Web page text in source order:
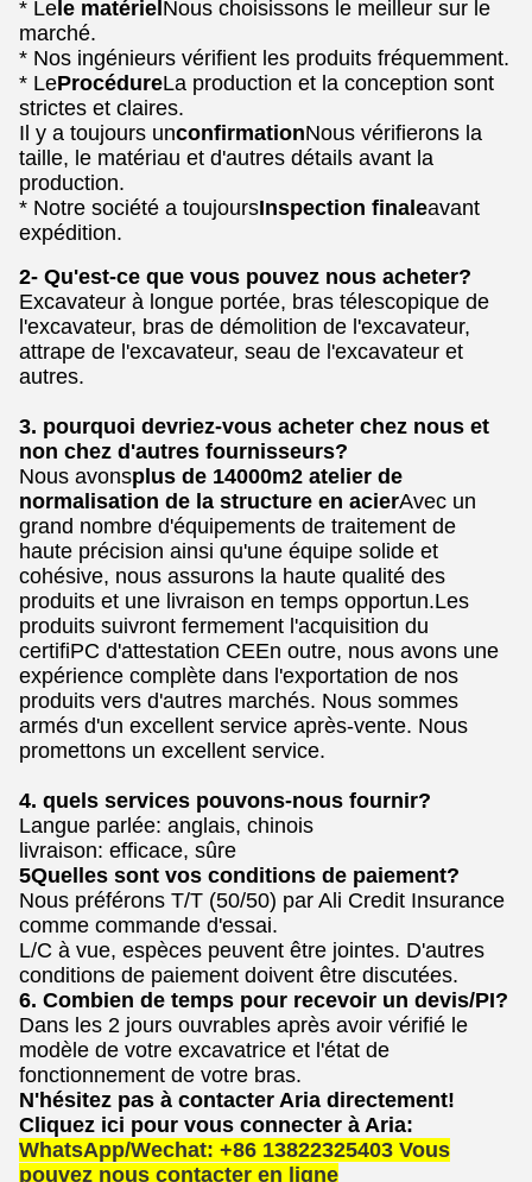
* Le le matériel Nous choisissons le meilleur sur le
marché.
* Nos ingénieurs vérifient les produits fréquemment.
* LeProcédureLa production et la conception sont
strictes et claires.
Il y a toujours unconfirmationNous vérifierons la
taille, le matériau et d'autres détails avant la
production.
* Notre société a toujoursInspection finaleavant
expédition.
2- Qu'est-ce que vous pouvez nous acheter?
Excavateur à longue portée, bras télescopique de
l'excavateur, bras de démolition de l'excavateur,
attrape de l'excavateur, seau de l'excavateur et
autres.
3. pourquoi devriez-vous acheter chez nous et
non chez d'autres fournisseurs?
Nous avonsplus de 14000m2 atelier de
normalisation de la structure en acierAvec un
grand nombre d'équipements de traitement de
haute précision ainsi qu'une équipe solide et
cohésive, nous assurons la haute qualité des
produits et une livraison en temps opportun.Les
produits suivront fermement l'acquisition du
certifiPC d'attestation CEEn outre, nous avons une
expérience complète dans l'exportation de nos
produits vers d'autres marchés. Nous sommes
armés d'un excellent service après-vente. Nous
promettons un excellent service.
4. quels services pouvons-nous fournir?
Langue parlée: anglais, chinois
livraison: efficace, sûre
5Quelles sont vos conditions de paiement?
Nous préférons T/T (50/50) par Ali Credit Insurance
comme commande d'essai.
L/C à vue, espèces peuvent être jointes. D'autres
conditions de paiement doivent être discutées.
6. Combien de temps pour recevoir un devis/PI?
Dans les 2 jours ouvrables après avoir vérifié le
modèle de votre excavatrice et l'état de
fonctionnement de votre bras.
N'hésitez pas à contacter Aria directement!
Cliquez ici pour vous connecter à Aria:
WhatsApp/Wechat: +86 13822325403 Vous
pouvez nous contacter en ligne